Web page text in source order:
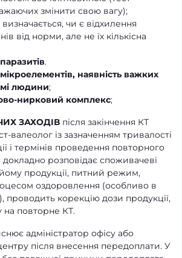
змінити свою вагу);
визначається, чи є відхилення
від норми, але не їх кількісна
.
мікроелементів, наявність важких
людини;
нирковий комплекс;
ЗАХОДІВ після закінчення КТ
валеолог із зазначенням тривалості
і термінів проведення повторного
розповідає споживачеві
продукції, питний режим,
оздоровлення (особливо в
проводить корекцію дози продукції,
повторне КТ.
адміністратор офісу або
після внесення передоплати. У